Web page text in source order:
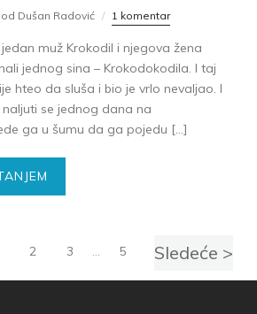
od Dušan Radović 1 komentar
muž Krokodil i njegova žena
jednog sina – Krokodokodila. I taj
hteo da sluša i bio je vrlo nevaljao. I
se jednog dana na
ga u šumu da ga pojedu […]
2 3 … 5 Sledeće >